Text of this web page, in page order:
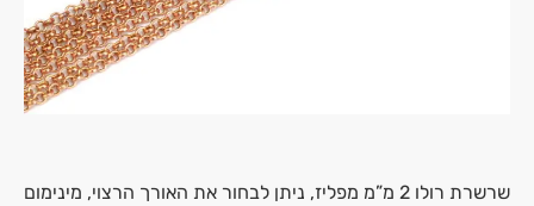
שרשרת רולו 2 מ”מ מפליז, ניתן לבחור את האורך הרצוי, מינימום